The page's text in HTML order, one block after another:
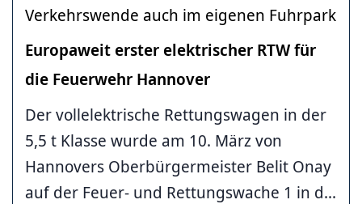
Verkehrswende auch im eigenen Fuhrpark
Europaweit erster elektrischer RTW für
die Feuerwehr Hannover
Der vollelektrische Rettungswagen in der
5,5 t Klasse wurde am 10. März von
Hannovers Oberbürgermeister Belit Onay
auf der Feuer- und Rettungswache 1 in d...